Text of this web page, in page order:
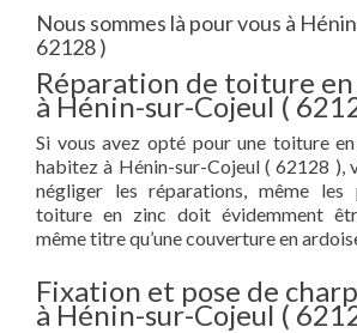
Nous sommes là pour vous à
62128 )
Réparation de toiture
à Hénin-sur-Cojeul (
Si vous avez opté pour une toiture
habitez à Hénin-sur-Cojeul ( 62128 ),
négliger les réparations, même les
toiture en zinc doit évidemment
même titre qu’une couverture en
Fixation et pose de
à Hénin-sur-Cojeul (